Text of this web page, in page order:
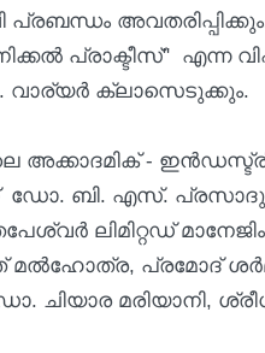
പ്രബന്ധം
പ്രാക്ടീസ്" എന്ന
ക്ലാസെടുക്കും.
അക്കാദമിക് -
ബി. എസ്. പ്രസാദും
ലിമിറ്റഡ്
മൽഹോത്ര, പ്രമോദ്
ചിയാര മരിയാനി,